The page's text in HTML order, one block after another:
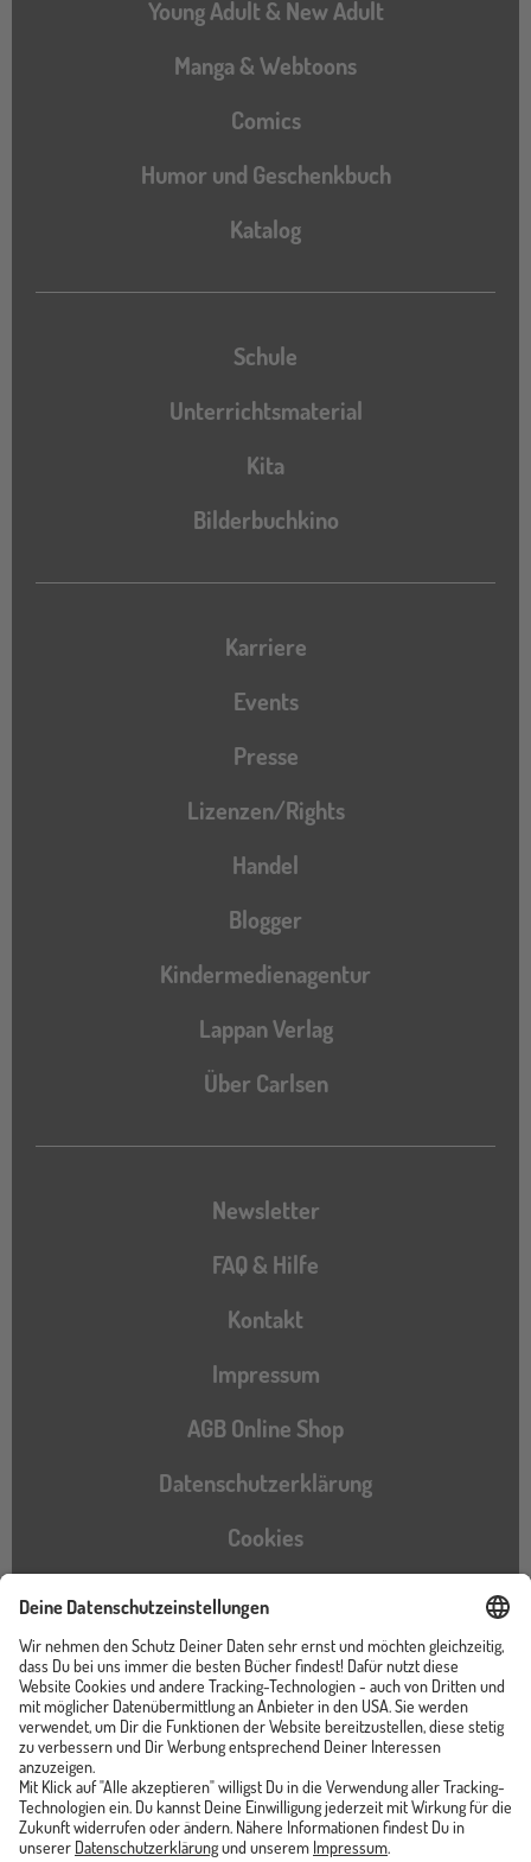
Young Adult & New Adult
Manga & Webtoons
Comics
Humor und Geschenkbuch
Katalog
Katalog
Schule
Unterrichtsmaterial
Kita
Bilderbuchkino
Karriere
Events
Presse
Lizenzen/Rights
Handel
Blogger
Kindermedienagentur
Lappan Verlag
Über Carlsen
Newsletter
FAQ & Hilfe
Kontakt
Impressum
AGB Online Shop
Datenschutzerklärung
Cookies
Barrierefreiheitserklärung
Instagram
TikTokPinterestYouTubeFacebook